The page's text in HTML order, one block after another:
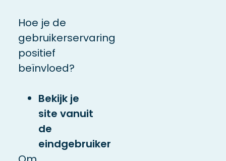
Hoe je de
gebruikerservaring
positief
beïnvloed?
Bekijk je
site vanuit
de
eindgebruiker